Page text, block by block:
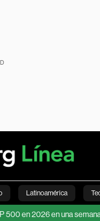
Latinoamérica
Mundo Videos
en una semana récord